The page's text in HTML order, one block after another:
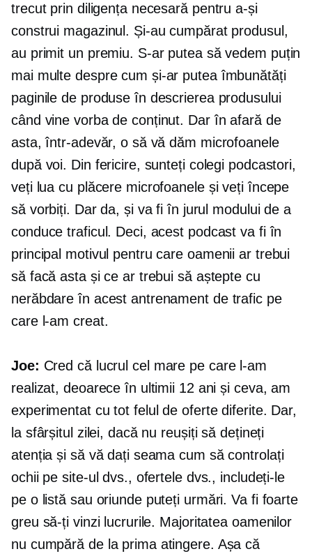
trecut prin diligența necesară pentru a-și
construi magazinul. Și-au cumpărat produsul,
au primit un premiu. S-ar putea să vedem puțin
mai multe despre cum și-ar putea îmbunătăți
paginile de produse în descrierea produsului
când vine vorba de conținut. Dar în afară de
asta, într-adevăr, o să vă dăm microfoanele
după voi. Din fericire, sunteți colegi podcastori,
veți lua cu plăcere microfoanele și veți începe
să vorbiți. Dar da, și va fi în jurul modului de a
conduce traficul. Deci, acest podcast va fi în
principal motivul pentru care oamenii ar trebui
să facă asta și ce ar trebui să aștepte cu
nerăbdare în acest antrenament de trafic pe
care l-am creat.
Joe: Cred că lucrul cel mare pe care l-am
realizat, deoarece în ultimii 12 ani și ceva, am
experimentat cu tot felul de oferte diferite. Dar,
la sfârșitul zilei, dacă nu reușiți să dețineți
atenția și să vă dați seama cum să controlați
ochii pe site-ul dvs., ofertele dvs., includeți-le
pe o listă sau oriunde puteți urmări. Va fi foarte
greu să-ți vinzi lucrurile. Majoritatea oamenilor
nu cumpără de la prima atingere. Așa că